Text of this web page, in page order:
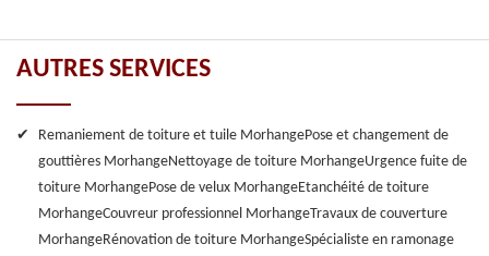
AUTRES SERVICES
Remaniement de toiture et tuile MorhangePose et changement de
gouttières MorhangeNettoyage de toiture MorhangeUrgence fuite de
toiture MorhangePose de velux MorhangeEtanchéité de toiture
MorhangeCouvreur professionnel MorhangeTravaux de couverture
MorhangeRénovation de toiture MorhangeSpécialiste en ramonage